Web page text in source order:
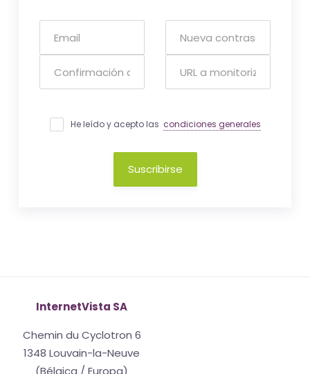
He leído y acepto las condiciones generales
Suscribirse
InternetVista SA
Chemin du Cyclotron 6
1348 Louvain-la-Neuve
(Bélgica / Europa)